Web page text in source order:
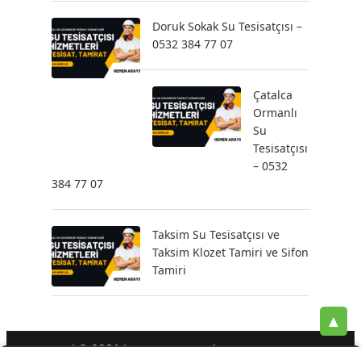
Doruk Sokak Su Tesisatçısı –
0532 384 77 07
Çatalca
Ormanlı
Su
Tesisatçısı
– 0532
384 77 07
Taksim Su Tesisatçısı ve
Taksim Klozet Tamiri ve Sifon
Tamiri
▲